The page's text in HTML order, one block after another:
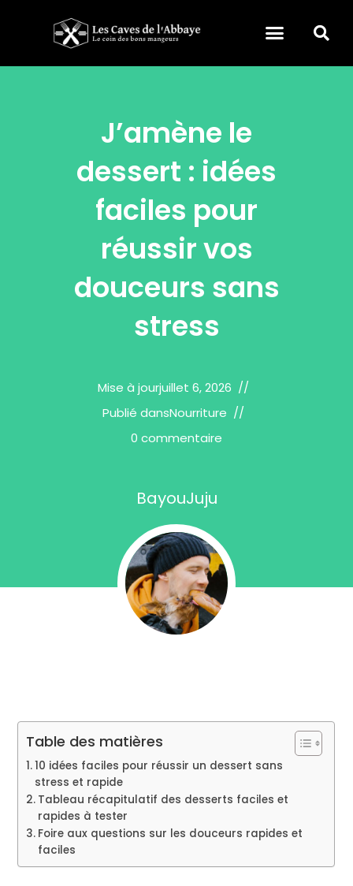
J’amène le
dessert : idées
faciles pour
réussir vos
douceurs sans
stress
Mise à jourjuillet 6, 2026
Publié dansNourriture
0 commentaire
BayouJuju
Table des matières
10 idées faciles pour réussir un dessert sans
stress et rapide
Tableau récapitulatif des desserts faciles et
rapides à tester
Foire aux questions sur les douceurs rapides et
faciles